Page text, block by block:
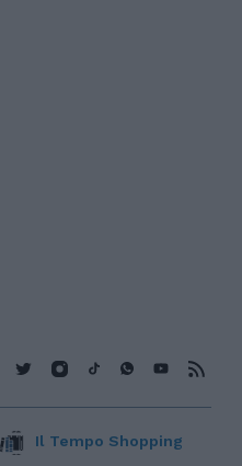
Il Tempo Shopping